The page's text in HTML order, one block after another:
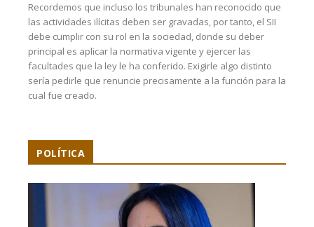
Recordemos que incluso los tribunales han reconocido que
las actividades ilícitas deben ser gravadas, por tanto, el SII
debe cumplir con su rol en la sociedad, donde su deber
principal es aplicar la normativa vigente y ejercer las
facultades que la ley le ha conferido. Exigirle algo distinto
sería pedirle que renuncie precisamente a la función para la
cual fue creado.
POLÍTICA